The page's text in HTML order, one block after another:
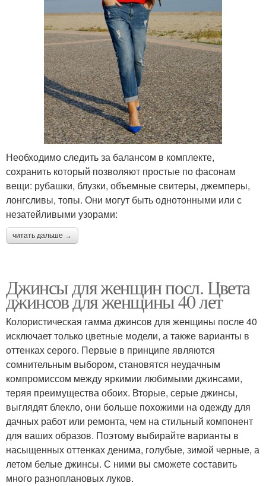
Необходимо следить за балансом в комплекте,
сохранить который позволяют простые по фасонам
вещи: рубашки, блузки, объемные свитеры, джемперы,
лонгсливы, топы. Они могут быть однотонными или с
незатейливыми узорами:
читать дальше →
Джинсы для женщин посл. Цвета
джинсов для женщины 40 лет
Колористическая гамма джинсов для женщины после 40
исключает только цветные модели, а также варианты в
оттенках серого. Первые в принципе являются
сомнительным выбором, становятся неудачным
компромиссом между яркимии любимыми джинсами,
теряя преимущества обоих. Вторые, серые джинсы,
выглядят блекло, они больше похожими на одежду для
дачных работ или ремонта, чем на стильный компонент
для ваших образов. Поэтому выбирайте варианты в
насыщенных оттенках денима, голубые, зимой черные, а
летом белые джинсы. С ними вы сможете составить
много разноплановых луков.